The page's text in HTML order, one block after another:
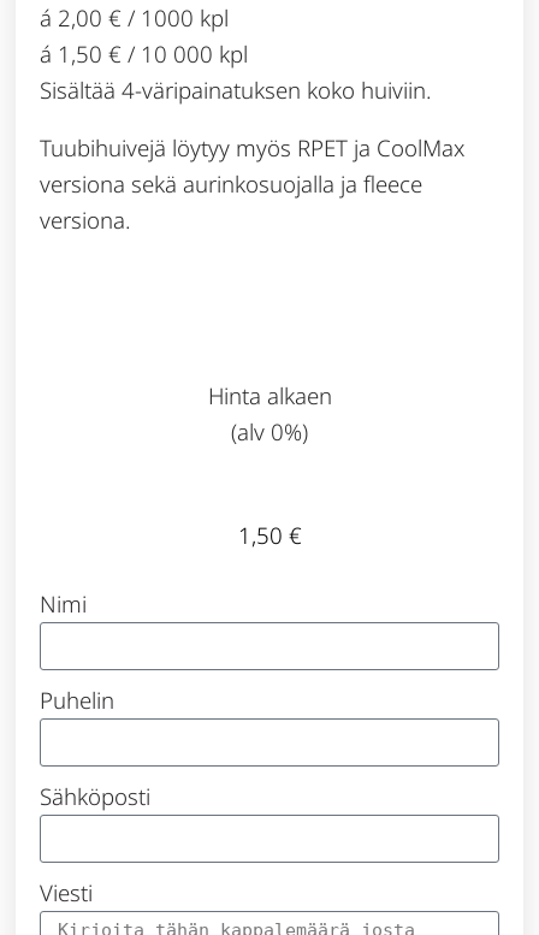
á 2,00 € / 1000 kpl
á 1,50 € / 10 000 kpl
Sisältää 4-väripainatuksen koko huiviin.
Tuubihuivejä löytyy myös RPET ja CoolMax
versiona sekä aurinkosuojalla ja fleece
versiona.
Hinta alkaen
(alv 0%)
1,50 €
Nimi
Puhelin
Sähköposti
Viesti